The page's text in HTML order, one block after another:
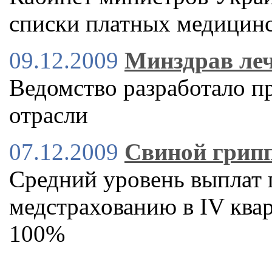
списки платных
09.12.2009 Минздрав
Ведомство разработало
отрасли
07.12.2009 Свиной
Средний уровень
медстрахованию в IV
100%